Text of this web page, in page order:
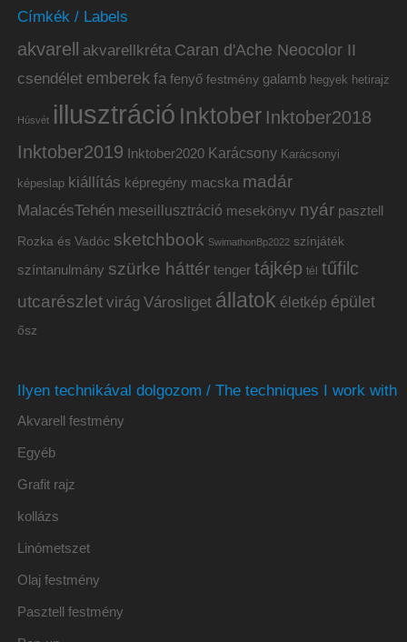
Címkék / Labels
akvarell akvarellkréta Caran d'Ache Neocolor II
csendélet emberek fa fenyő festmény galamb hegyek hetirajz
Húsvét illusztráció Inktober Inktober2018
Inktober2019 Inktober2020 Karácsony Karácsonyi
képeslap kiállítás képregény macska madár
MalacésTehén meseillusztráció mesekönyv nyár pasztell
Rozka és Vadóc sketchbook SwimathonBp2022 színjáték
színtanulmány szürke háttér tenger tájkép tél tűfilc
utcarészlet virág Városliget állatok életkép épület
ősz
Ilyen technikával dolgozom / The techniques I work with
Akvarell festmény
Egyéb
Grafit rajz
kollázs
Linómetszet
Olaj festmény
Pasztell festmény